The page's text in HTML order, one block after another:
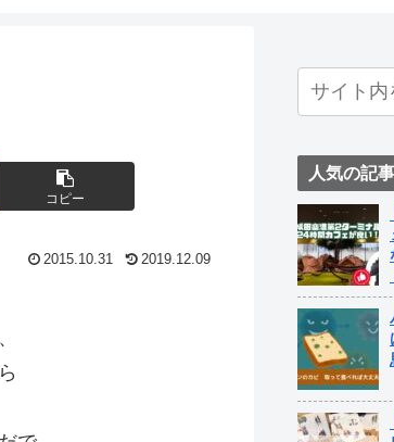
コピー
2015.10.31 2019.12.09
人気の記